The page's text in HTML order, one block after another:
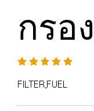
กรอ
FILTER,FUEL